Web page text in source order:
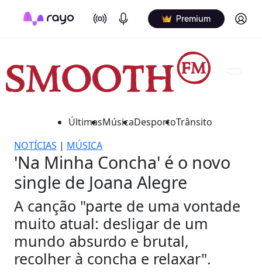
On Air Podcasts Premium Log in
ÚltimasMúsicaDesportoTrânsito
NOTÍCIAS | MÚSICA
'Na Minha Concha' é o novo
single de Joana Alegre
A canção "parte de uma vontade
muito atual: desligar de um
mundo absurdo e brutal,
recolher à concha e relaxar".